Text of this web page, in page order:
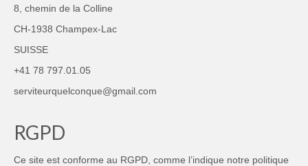
8, chemin de la Colline
CH-1938 Champex-Lac
SUISSE
+41 78 797.01.05
serviteurquelconque@gmail.com
RGPD
Ce site est conforme au RGPD, comme l’indique notre politique